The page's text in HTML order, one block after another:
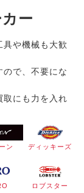
ー
具や機械も大歓
で、不要にな
取にも力を入れ
ン ディッキーズ
ロブスター